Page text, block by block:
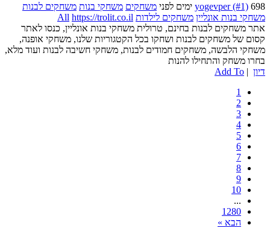
yogevper (#1) 698 ימים לפני משחקים משחקי בנות משחקים לבנות
משחקי בנות אונליין משחקים לילדות All https://trolit.co.il
אתר משחקים לבנות בחינם, טרולית משחקי בנות אונליין, כנסו לאתר
קסום של משחקים לבנות ושחקו בכל הקטגוריות שלנו, משחקי אופנה,
משחקי הלבשה, משחקים חמודים לבנות, משחקי חשיבה לבנות ועוד מלא,
בחרו משחק והתחילו להנות
דיון |
Add To
1
2
3
4
5
6
7
8
9
10
...
1280
הבא »